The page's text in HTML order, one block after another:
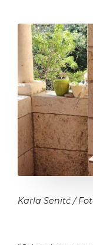
Karla Senitć /